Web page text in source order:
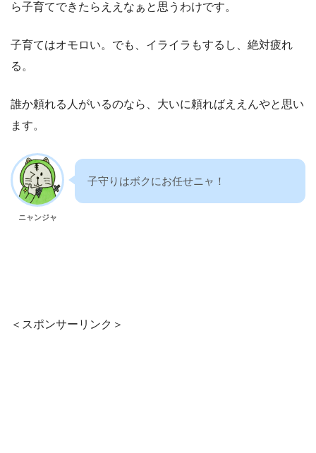
ら子育てできたらええなぁと思うわけです。
子育てはオモロい。でも、イライラもするし、絶対疲れ
る。
誰か頼れる人がいるのなら、大いに頼ればええんやと思い
ます。
ニャンジャ
子守りはボクにお任せニャ！
＜スポンサーリンク＞